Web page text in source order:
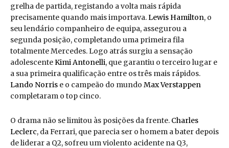
grelha de partida, registando a volta mais rápida
precisamente quando mais importava.Lewis Hamilton, o
seu lendário companheiro de equipa, assegurou a
segunda posição, completando uma primeira fila
totalmente Mercedes. Logo atrás surgiu a sensação
adolescenteKimi Antonelli, que garantiu o terceiro lugar e
a sua primeira qualificação entre os três mais rápidos.
Lando Norris e o campeão do mundo Max Verstappen
completaram o top cinco.
O drama não se limitou às posições da frente. Charles
Leclerc, da Ferrari, que parecia ser o homem a bater depois
de liderar a Q2, sofreu um violento acidente na Q3,